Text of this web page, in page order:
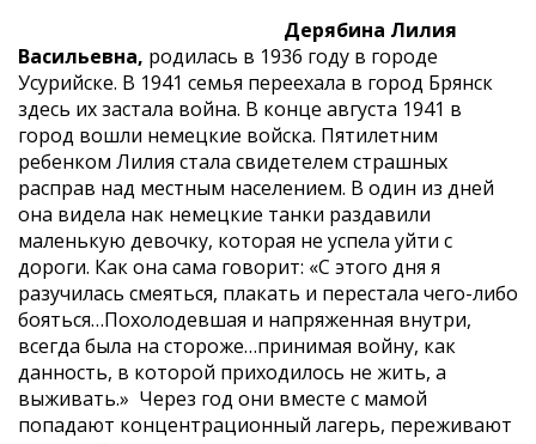
Дерябина Лилия
Васильевна, родилась в 1936 году в городе
Усурийске. В 1941 семья переехала в город Брянск
здесь их застала война. В конце августа 1941 в
город вошли немецкие войска. Пятилетним
ребенком Лилия стала свидетелем страшных
расправ над местным населением. В один из дней
она видела нак немецкие танки раздавили
маленькую девочку, которая не успела уйти с
дороги. Как она сама говорит: «С этого дня я
разучилась смеяться, плакать и перестала чего-либо
бояться…Похолодевшая и напряженная внутри,
всегда была на стороже…принимая войну, как
данность, в которой приходилось не жить, а
выживать.» Через год они вместе с мамой
попадают концентрационный лагерь, переживают